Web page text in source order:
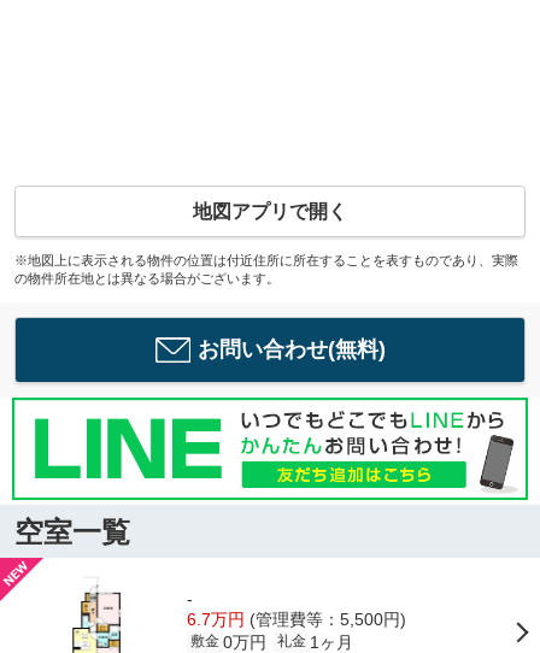
地図アプリで開く
※地図上に表示される物件の位置は付近住所に所在することを表すものであり、実際
の物件所在地とは異なる場合がございます。
お問い合わせ(無料)
空室一覧
-
6.7万円 (管理費等：5,500円)
敷金 0万円 礼金 1ヶ月